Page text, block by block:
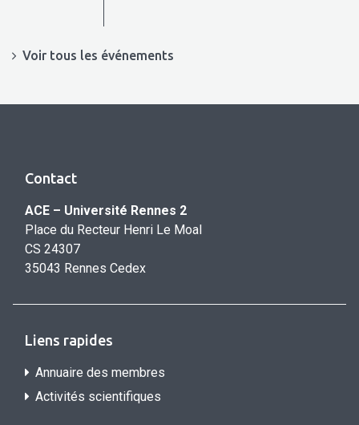
Voir tous les événements
Contact
ACE – Université Rennes 2
Place du Recteur Henri Le Moal
CS 24307
35043 Rennes Cedex
Liens rapides
Annuaire des membres
Activités scientifiques